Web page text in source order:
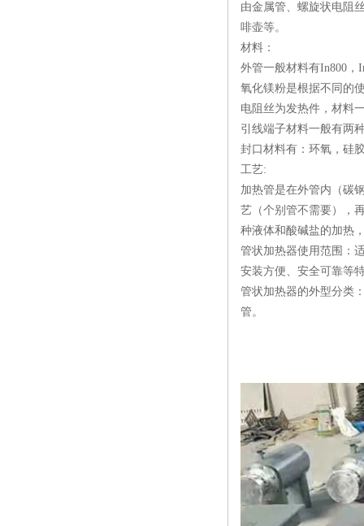
由金属管、螺旋状电阻
啡壶等。
材料：
外管一般材料有In800，
氧化镁粉是根据不同的
电阻丝为发热件，材料
引线端子材料一般有两
封口材料有：环氧，硅
工艺:
加热管是在外管内（碳
艺（个别管不需要），
种液体和酸碱盐的加热
管状加热器使用范围：
安装方便、安全可靠等
管状加热器的外型分类
管。